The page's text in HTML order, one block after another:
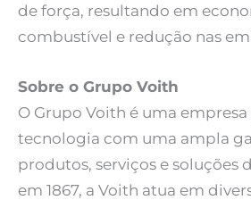
de força, resultando em
combustível e redução nas
Sobre o Grupo Voith
O Grupo Voith é uma
tecnologia com uma ampla
produtos, serviços e soluções
em 1867, a Voith atua em